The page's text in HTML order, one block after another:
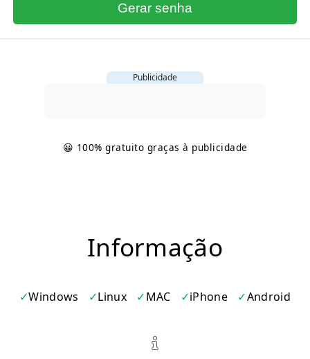
Gerar senha
Publicidade
😀 100% gratuito graças à publicidade
Informação
Windows Linux MAC iPhone Android